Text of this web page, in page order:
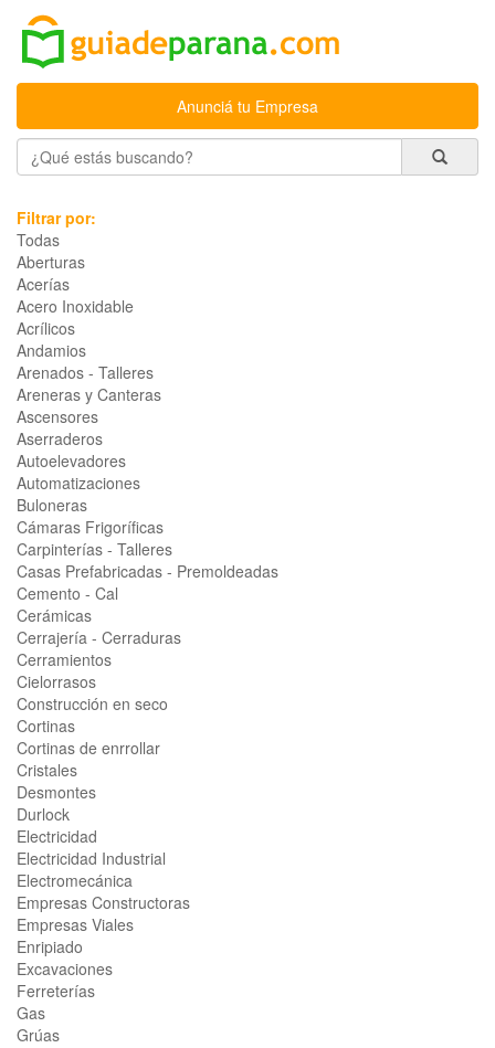
Anunciá tu Empresa
Filtrar por:
Todas
Aberturas
Acerías
Acero Inoxidable
Acrílicos
Andamios
Arenados - Talleres
Areneras y Canteras
Ascensores
Aserraderos
Autoelevadores
Automatizaciones
Buloneras
Cámaras Frigoríficas
Carpinterías - Talleres
Casas Prefabricadas - Premoldeadas
Cemento - Cal
Cerámicas
Cerrajería - Cerraduras
Cerramientos
Cielorrasos
Construcción en seco
Cortinas
Cortinas de enrrollar
Cristales
Desmontes
Durlock
Electricidad
Electricidad Industrial
Electromecánica
Empresas Constructoras
Empresas Viales
Enripiado
Excavaciones
Ferreterías
Gas
Grúas